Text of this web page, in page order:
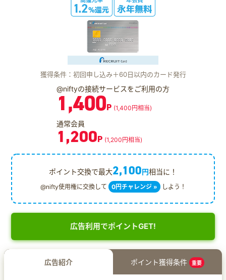
獲得条件：初回申し込み＋60日以内のカード発行
@niftyの接続サービスをご利用の方
1,400P (1,400円相当)
通常会員
1,200P (1,200円相当)
ポイント交換で最大2,100円相当に！
@nifty使用権に交換して 0円チャレンジ » しよう！
広告利用でポイントGET!
広告紹介 ポイント獲得条件 重要